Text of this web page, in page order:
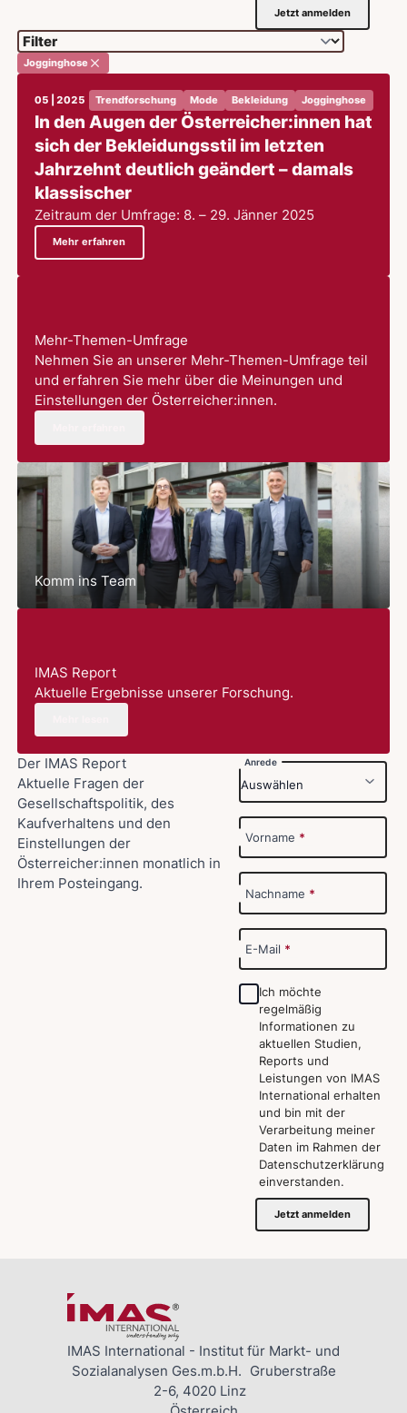
Jetzt anmelden
Jogginghose
05 | 2025 Trendforschung Mode Bekleidung Jogginghose
In den Augen der Österreicher:innen hat
sich der Bekleidungsstil im letzten
Jahrzehnt deutlich geändert – damals
klassischer
Zeitraum der Umfrage: 8. – 29. Jänner 2025
Mehr erfahren
Mehr-Themen-Umfrage
Nehmen Sie an unserer Mehr-Themen-Umfrage teil
und erfahren Sie mehr über die Meinungen und
Einstellungen der Österreicher:innen.
Komm ins Team
IMAS Report
Aktuelle Ergebnisse unserer Forschung.
Der IMAS Report
Aktuelle Fragen der
Gesellschaftspolitik, des
Kaufverhaltens und den
Einstellungen der
Österreicher:innen monatlich in
Ihrem Posteingang.
Anrede
Vorname *
Nachname *
E-Mail *
Ich möchte
regelmäßig
Informationen zu
aktuellen Studien,
Reports und
Leistungen von IMAS
International erhalten
und bin mit der
Verarbeitung meiner
Daten im Rahmen der
Datenschutzerklärung
einverstanden.
Jetzt anmelden
IMAS International - Institut für Markt- und
Sozialanalysen Ges.m.b.H. Gruberstraße
2-6, 4020 Linz